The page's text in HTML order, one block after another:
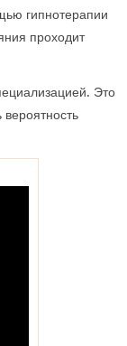
гипнотерапии
проходит
Это
вероятность